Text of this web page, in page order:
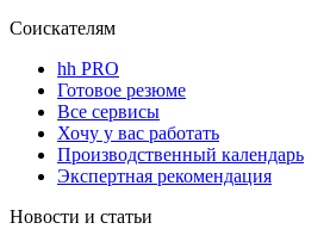
Соискателям
hh PRO
Готовое резюме
Все сервисы
Хочу у вас работать
Производственный календарь
Экспертная рекомендация
Новости и статьи